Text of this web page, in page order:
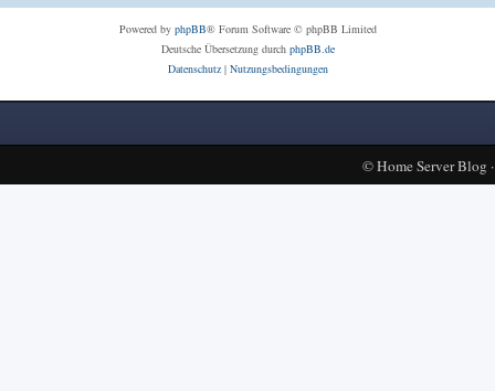
Powered by phpBB® Forum Software © phpBB Limited
Deutsche Übersetzung durch phpBB.de
Datenschutz| Nutzungsbedingungen
©Home Server Blog